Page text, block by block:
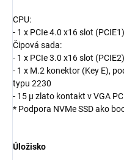
CPU:
- 1 x PCIe 4.0 x16 slot
Čipová sada:
- 1 x PCIe 3.0 x16 slot
- 1 x M.2 konektor (Key E),
typu 2230
- 15 µ zlato kontakt v VGA
* Podpora NVMe SSD ako
Úložisko